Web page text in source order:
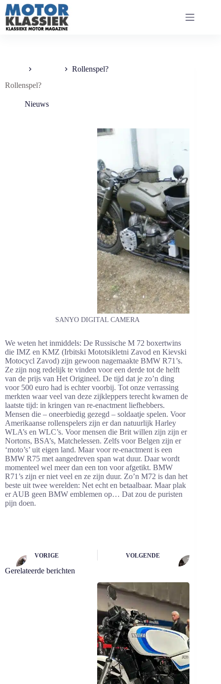
Ga
naar
inhoud
Rollenspel?
Rollenspel?
Nieuws
SANYO DIGITAL CAMERA
We weten het inmiddels: De Russische M 72 boxertwins
die IMZ en KMZ (Irbitski Mototsikletni Zavod en Kievski
Motocycl Zavod) zijn gewoon nagemaakte BMW R71’s.
Ze zijn nog redelijk te vinden voor een derde tot de helft
van de prijs van Het Origineel. De tijd dat je zo’n ding
voor 500 euro had is echter voorbij. Tot onze verrassing
merkten waar veel van deze zijkleppers terecht kwamen de
laatste tijd: in kringen van re-enactment liefhebbers.
Mensen die – oneerbiedig gezegd – soldaatje spelen. Voor
Amerikaanse rollenspelers zijn er dan natuurlijk Harley
WLA’s en WLC’s. Voor mensen die Brit willen zijn zijn er
Nortons, BSA’s, Matchelessen. Zelfs voor Belgen zijn er
‘moto’s’ uit eigen land. Maar voor re-enactment is een
BMW R75 met aangedreven span wat duur. Daar wordt
momenteel wel meer dan een ton voor afgetikt. BMW
R71’s zijn er niet veel en ze zijn duur. Zo’n M72 is dan het
beste uit twee werelden: Net echt en betaalbaar. Maar plak
er AUB geen BMW emblemen op… Dat zou de puristen
pijn doen.
VORIGE VOLGENDE
Gerelateerde berichten